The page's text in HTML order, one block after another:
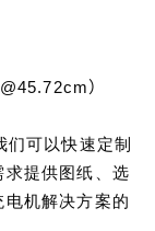
）
可以快速定制
提供图纸、选
机解决方案的